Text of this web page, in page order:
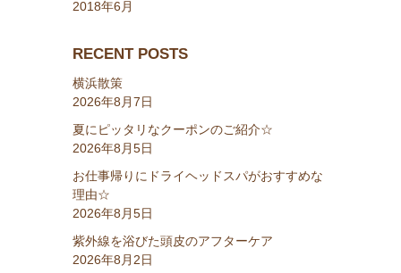
2018年6月
RECENT POSTS
横浜散策
2026年8月7日
夏にピッタリなクーポンのご紹介☆
2026年8月5日
お仕事帰りにドライヘッドスパがおすすめな
理由☆
2026年8月5日
紫外線を浴びた頭皮のアフターケア
2026年8月2日